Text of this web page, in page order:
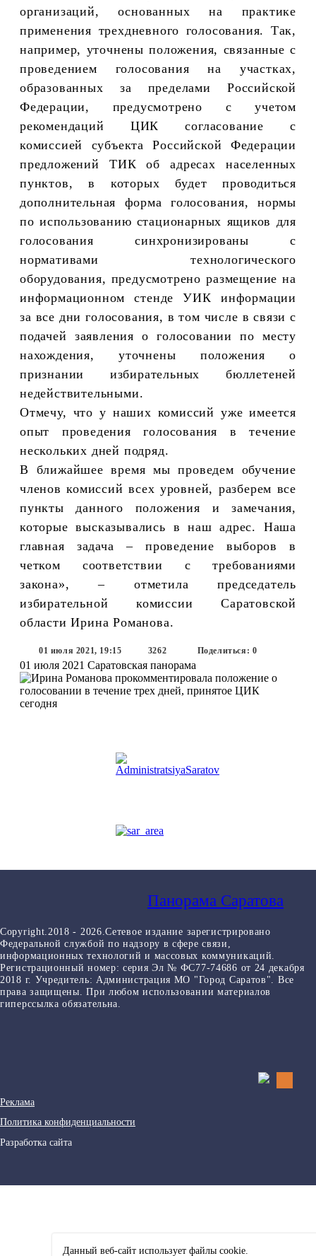
организаций, основанных на практике
применения трехдневного голосования. Так,
например, уточнены положения, связанные с
проведением голосования на участках,
образованных за пределами Российской
Федерации, предусмотрено с учетом
рекомендаций ЦИК согласование с
комиссией субъекта Российской Федерации
предложений ТИК об адресах населенных
пунктов, в которых будет проводиться
дополнительная форма голосования, нормы
по использованию стационарных ящиков для
голосования синхронизированы с
нормативами технологического
оборудования, предусмотрено размещение на
информационном стенде УИК информации
за все дни голосования, в том числе в связи с
подачей заявления о голосовании по месту
нахождения, уточнены положения о
признании избирательных бюллетеней
недействительными.
Отмечу, что у наших комиссий уже имеется
опыт проведения голосования в течение
нескольких дней подряд.
В ближайшее время мы проведем обучение
членов комиссий всех уровней, разберем все
пункты данного положения и замечания,
которые высказывались в наш адрес. Наша
главная задача – проведение выборов в
четком соответствии с требованиями
закона», – отметила председатель
избирательной комиссии Саратовской
области Ирина Романова.
01 июля 2021, 19:15 3262 Поделиться: 0
01 июля 2021 Саратовская панорама
Панорама Саратова
Copyright.2018 - 2026.Сетевое издание зарегистрировано
Федеральной службой по надзору в сфере связи,
информационных технологий и массовых коммуникаций.
Регистрационный номер: серия Эл № ФС77-74686 от 24 декабря
2018 г. Учредитель: Администрация МО "Город Саратов". Все
права защищены. При любом использовании материалов
гиперссылка обязательна.
Реклама
Политика конфиденциальности
Разработка сайта
Данный веб-сайт использует файлы сookie.